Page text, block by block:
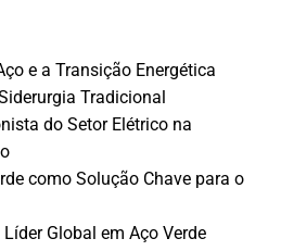
e a Transição Energética
Tradicional
do Setor Elétrico na
como Solução Chave para o
Global em Aço Verde